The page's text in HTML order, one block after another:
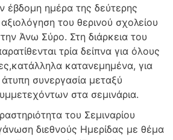
έβδομη ημέρα της δεύτερης
του θερινού σχολείου
Άνω Σύρο. Στη διάρκεια του
τρία δείπνα για όλους
κατανεμημένα, για
συνεργασία μεταξύ
στα σεμινάρια.
του Σεμιναρίου
διεθνούς Ημερίδας με θέμα